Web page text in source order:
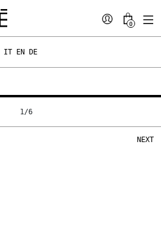
0
IT EN DE
NEXT
1/6